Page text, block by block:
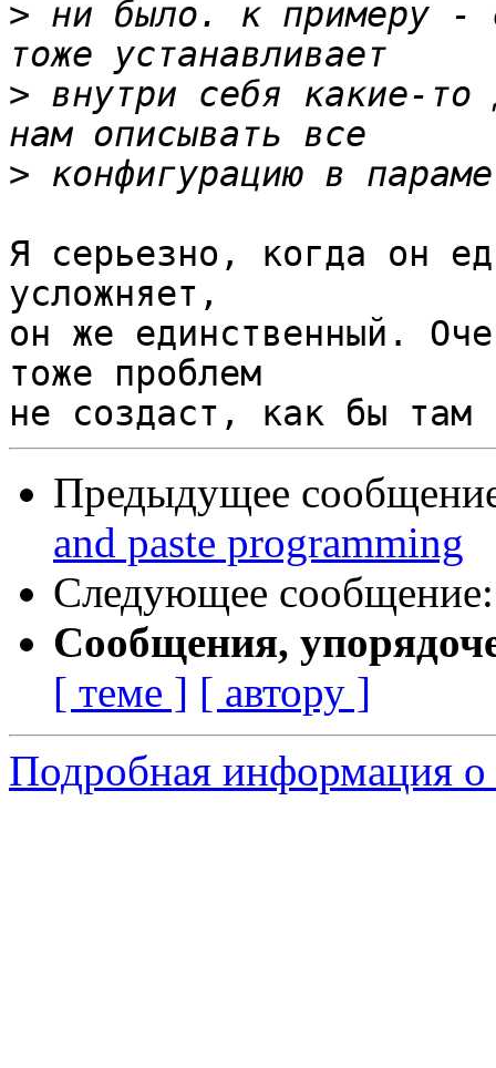
> ни было. к примеру -
> внутри себя какие-
>
Я серьезно, когда он
усложняет,
он же единственный.
тоже проблем
Предыдущее
and paste programming
Следующее
Сообщения,
[ теме ] [ автору ]
Подробная информация